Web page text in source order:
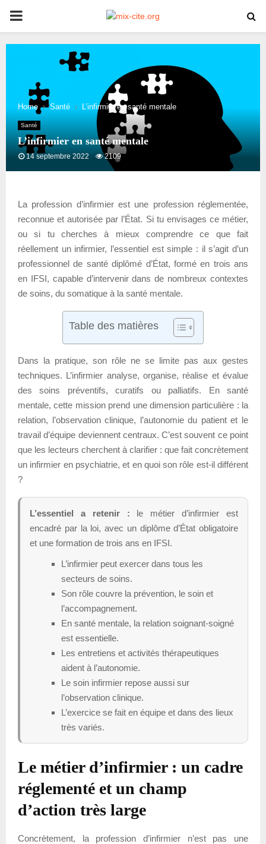
PRIMARY
MENU
Home Santé L’infirmier en santé mentale
Santé
L’infirmier en santé mentale
14 septembre 2022 2109
La profession d’infirmier est une profession réglementée,
reconnue et autorisée par l’État. Si tu envisages ce métier,
ou si tu cherches à mieux comprendre ce que fait
réellement un infirmier, l’essentiel est simple : il s’agit d’un
professionnel de santé diplômé d’État, formé en trois ans
en IFSI, capable d’intervenir dans de nombreux contextes
de soins, du somatique à la santé mentale.
Table des matières
Dans la pratique, son rôle ne se limite pas aux gestes
techniques. L’infirmier analyse, organise, réalise et évalue
des soins préventifs, curatifs ou palliatifs. En santé
mentale, cette mission prend une dimension particulière : la
relation, l’observation clinique, l’autonomie du patient et le
travail d’équipe deviennent centraux. C’est souvent ce point
que les lecteurs cherchent à clarifier : que fait concrètement
un infirmier en psychiatrie, et en quoi son rôle est-il différent
?
L’essentiel a retenir : le métier d’infirmier est
encadré par la loi, avec un diplôme d’État obligatoire
et une formation de trois ans en IFSI.
L’infirmier peut exercer dans tous les
secteurs de soins.
Son rôle couvre la prévention, le soin et
l’accompagnement.
En santé mentale, la relation soignant-soigné
est essentielle.
Les entretiens et activités thérapeutiques
aident à l’autonomie.
Le soin infirmier repose aussi sur
l’observation clinique.
L’exercice se fait en équipe et dans des lieux
très variés.
Le métier d’infirmier : un cadre
réglementé et un champ
d’action très large
Concrètement, la profession d’infirmier n’est pas une